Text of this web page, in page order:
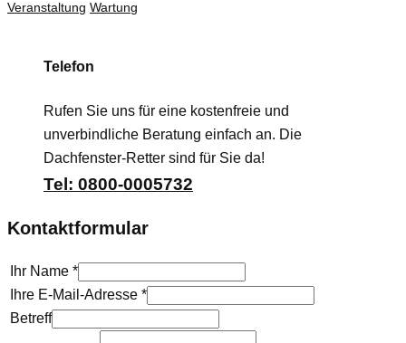
Veranstaltung Wartung
Telefon
Rufen Sie uns für eine kostenfreie und
unverbindliche Beratung einfach an. Die
Dachfenster-Retter sind für Sie da!
Tel: 0800-0005732
Kontaktformular
Ihr Name *
Ihre E-Mail-Adresse *
Betreff